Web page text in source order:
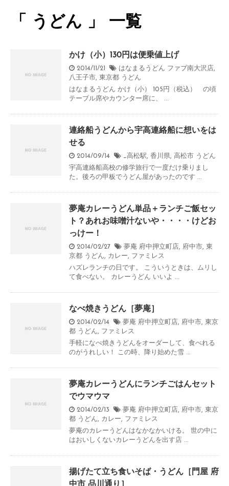
「 うどん 」 一覧
かけ（小）130円は便乗値上げ
2014/11/21 はなまるうどん ファブ南大沢店,
八王子市, 東京都 うどん
はなまるうどん かけ（小） 105円（税込） の頃
テーブル席やカウンター席に、 ...
連絡船うどんから宇高連絡船に想いをは
せる
2014/09/14 _高松駅, 香川県, 高松市 うどん
宇高連絡船高校の修学旅行で一度だけ乗りまし
た。後ろの甲板でうどん屋があったのです ...
夢庵カレーうどん単品＋ランチご飯セッ
ト？あれお味噌汁ないや・・・・けどお
っけー！
2014/02/27 夢庵 府中押立町店, 府中市, 東
京都 うどん, カレー, ファミレス
ハズレランチの日です。 こういうときは、ムリし
て食べない。 カレーうどん いいよ ...
なべ焼きうどん［夢庵］
2014/02/14 夢庵 府中押立町店, 府中市, 東京
都 うどん, ファミレス
手軽になべ焼きうどんをオーダーして、食べれる
のがうれしい！ この時、降り始めた雪 ...
夢庵カレーうどんにランチごはんセット
でウマウマ
2014/02/13 夢庵 府中押立町店, 府中市, 東京
都 うどん, カレー, ファミレス
夢庵のカレーうどんはなかなかいける。 世の中に
はおいしくないカレーうどんを出す店 ...
揚げたて立ち食いそば・うどん［門屋 府